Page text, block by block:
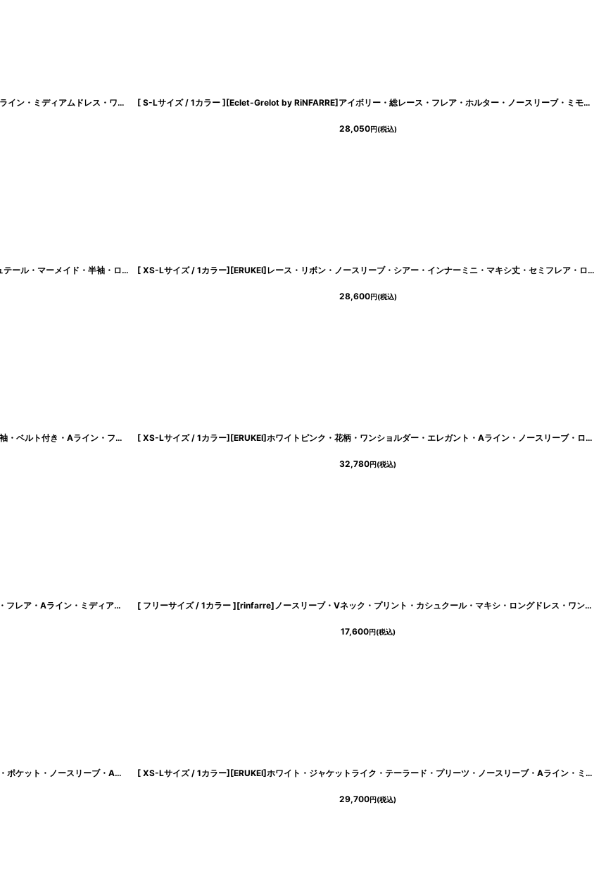
[ XS-Lサイズ / 5カラー][ERUKEI]サテン・プリント・花柄・リボン・ノースリーブ・Aライン・ミディアムドレス・ワンピース[黒木麗奈着用][送料無料] [lk-c24066] [ S-Lサイズ / 1カラー ][Eclet-Grelot by RiNFARRE]アイボリー・総レース・フレア・ホルター・ノースリーブ・ミモレ丈・ロングドレス・ワンピース・エクラグレロ [奈月セナ着用][送料無料]
28,050円(税込)
[ XS-Lサイズ / 1カラー][ERUKEI/SETTAN]ホワイト・総レース・フリル袖・フィッシュテール・マーメイド・半袖・ロングドレス・ワンピース[黒木麗奈着用][送料無料] [lk-s25351] [ XS-Lサイズ / 1カラー][ERUKEI]レース・リボン・ノースリーブ・シアー・インナーミニ・マキシ丈・セミフレア・ロングドレス[送料無料]
28,600円(税込)
[ XS-Lサイズ / 3カラー][ERUKEI/GINZA COUTURE]シンプル・フラワーモチーフ・半袖・ベルト付き・Aライン・フレア・ミディアムドレス・ワンピース[送料無料] [lk-c3026] [ XS-Lサイズ / 1カラー][ERUKEI]ホワイトピンク・花柄・ワンショルダー・エレガント・Aライン・ノースリーブ・ロングドレス[奈月セナ着用][送料無料]
32,780円(税込)
[ XS-Lサイズ / 1カラー][ERUKEI]Vネック・ノースリーブ・フラワー柄・ウエスト切替・フレア・Aライン・ミディアムドレス・ワンピース[薗田杏奈着用][送料無料] [lk-s26069] [ フリーサイズ / 1カラー ][rinfarre]ノースリーブ・Vネック・プリント・カシュクール・マキシ・ロングドレス・ワンピース[奈月セナ着用][送料無料]
17,600円(税込)
[ XS-Lサイズ / 2カラー ][ERUKEI/SETTAN]シンプル・ラインストーン・スパンコール・ポケット・ノースリーブ・Aライン・ミニドレス・ワンピース[送料無料] [lk-s2990] [ XS-Lサイズ / 1カラー][ERUKEI]ホワイト・ジャケットライク・テーラード・プリーツ・ノースリーブ・Aライン・ミディアムドレス・ワンピース[黒木麗奈着用][送料無料]
29,700円(税込)